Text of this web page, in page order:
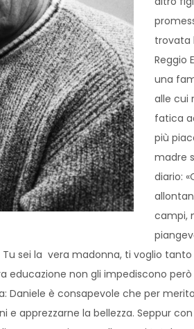
trovata
Reggio
una
alle cui
fatica
più
madre
diario:
campi,
sei la vera madonna, ti voglio tanto
educazione non gli impediscono
Daniele è consapevole che per
e apprezzarne la bellezza. Seppur